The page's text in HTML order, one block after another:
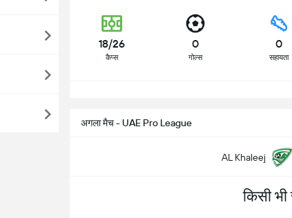
18/26
कैप्स
0
गोल्स
0
सहायता
अगला मैच - UAE Pro League
AL Khaleej
किसी